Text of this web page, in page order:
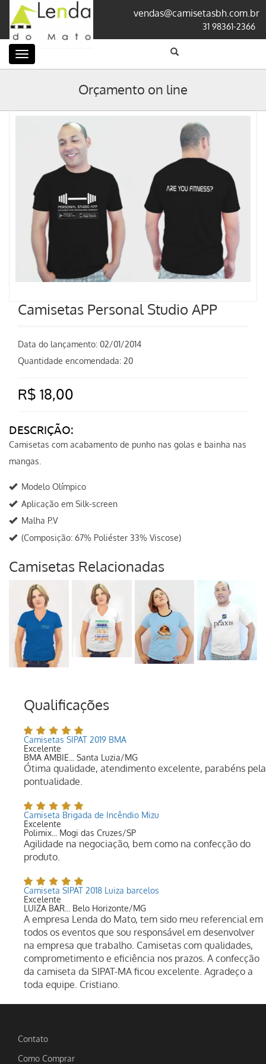
vendas@camisetasbh.com.br
31 98361-2366
Categorias
Orçamento on line
Camisetas Personal Studio APP
Data do lançamento: 02/01/2014
Quantidade encomendada: 20
R$ 18,00
DESCRIÇÃO:
Camisetas com acabamento de punho nas golas e bainha nas
mangas.
Modelo Olímpico
Aplicação em Silk-screen
Malha P.V
(Composição: 67% Poliéster 33% Viscose)
Camisetas Relacionadas
Qualificações
Camisetas SIPAT 2019 BMA
Excelente
BMA AMBIE... Santa Luzia/MG
Ótima qualidade, atendimento excelente, parabéns pela
pontualidade.
Camiseta Brigada de Incêndio Mizu
Excelente
Polimix... Mogi das Cruzes/SP
Agilidade na negociação, bem como na confecção do
produto.
Camiseta SIPAT 2018 Luiza barcelos
Excelente
LUIZA BAR... Belo Horizonte/MG
A empresa Lenda do Mato, tem sido meu referencial em
todos os eventos que sou responsável em desenvolver
na empresa que trabalho. Camisetas com qualidades,
comprometimento e eficiência nos prazos. A confecção
da camiseta da SIPAT-MA ficou excelente. Agradeço a
toda equipe. Cristiano.
Contato
Como Comprar